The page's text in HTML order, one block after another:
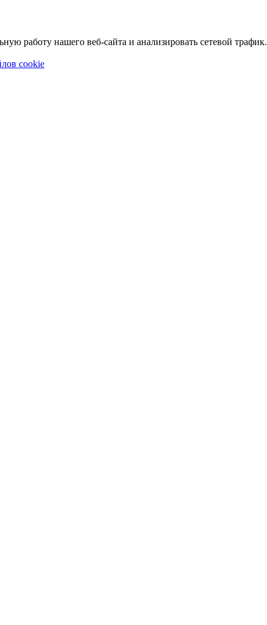
работу нашего веб-сайта и анализировать сетевой трафик.
cookie